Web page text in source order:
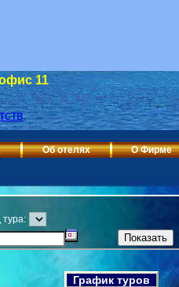
11
Об отелях О Фирме
тура:
График туров